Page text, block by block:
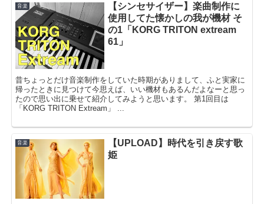
音楽
【シンセサイザー】楽曲制作に
使用してた懐かしの我が機材 そ
の1「KORG TRITON extream
61」
昔ちょっとだけ音楽制作をしていた時期がありまして、ふと実家に
帰ったときに見つけて今思えば、いい機材もあるんだよなーと思っ
たので思い出に乗せて紹介してみようと思います。 第1回目は
「KORG TRITON Extream」 ...
音楽
【UPLOAD】時代を引き戻す歌
姫